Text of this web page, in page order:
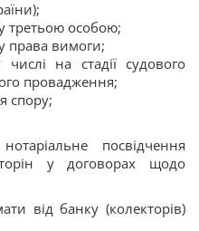
третьою особою;
права вимоги;
на стадії судового
провадження;
спору;
посвідчення
у договорах щодо
від банку (колекторів)